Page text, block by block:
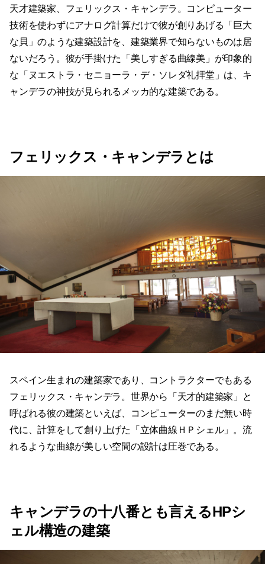
天才建築家、フェリックス・キャンデラ。コンピューター
技術を使わずにアナログ計算だけで彼が創りあげる「巨大
な貝」のような建築設計を、建築業界で知らないものは居
ないだろう。彼が手掛けた「美しすぎる曲線美」が印象的
な「ヌエストラ・セニョーラ・デ・ソレダ礼拝堂」は、キ
ャンデラの神技が見られるメッカ的な建築である。
フェリックス・キャンデラとは
スペイン生まれの建築家であり、コントラクターでもある
フェリックス・キャンデラ。世界から「天才的建築家」と
呼ばれる彼の建築といえば、コンピューターのまだ無い時
代に、計算をして創り上げた「立体曲線ＨＰシェル」。流
れるような曲線が美しい空間の設計は圧巻である。
キャンデラの十八番とも言えるHPシ
ェル構造の建築